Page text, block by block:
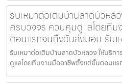
รับเหมาต่อเติมบ้านลาดบัวหล
ครบวงจร ควบคุมดูแลโดยที
ตอนแรกจนถึงวันส่งมอบ รับเ
รับเหมาต่อเติมบ้านลาดบัวหลวง ให้บริก
ดูแลโดยทีมงานมืออาชีพตั้งแต่ขั้นตอนแ